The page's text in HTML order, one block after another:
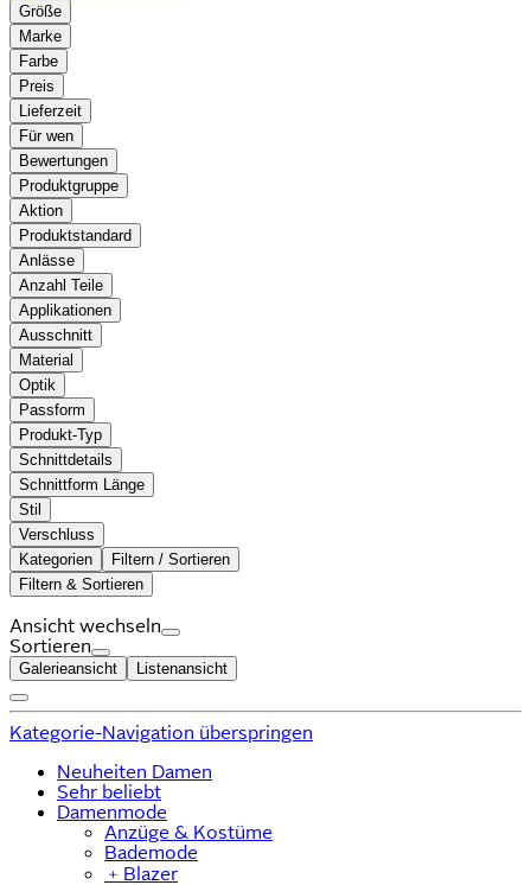
Größe
Marke
Farbe
Preis
Lieferzeit
Für wen
Bewertungen
Produktgruppe
Aktion
Produktstandard
Anlässe
Anzahl Teile
Applikationen
Ausschnitt
Material
Optik
Passform
Produkt-Typ
Schnittdetails
Schnittform Länge
Stil
Verschluss
Kategorien
Filtern / Sortieren
Filtern & Sortieren
Ansicht wechseln
Sortieren
Galerieansicht Listenansicht
Kategorie-Navigation überspringen
Neuheiten Damen
Sehr beliebt
Damenmode
Anzüge & Kostüme
Bademode
﹢ Blazer